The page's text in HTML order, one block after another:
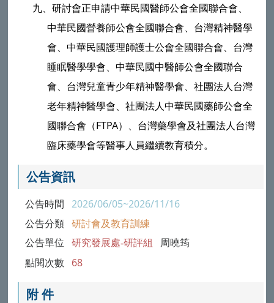
九、研討會正申請中華民國醫師公會全國聯合會、
中華民國營養師公會全國聯合會、台灣精神醫學
會、中華民國護理師護士公會全國聯合會、台灣
睡眠醫學學會、中華民國中醫師公會全國聯合
會、台灣兒童青少年精神醫學會、社團法人台灣
老年精神醫學會、社團法人中華民國藥師公會全
國聯合會（FTPA）、台灣藥學會及社團法人台灣
臨床藥學會等醫事人員繼續教育積分。
公告資訊
公告時間 2026/06/05~2026/11/16
公告分類 研討會及教育訓練
公告單位 研究發展處-研評組 周曉筠
點閱次數 68
附 件